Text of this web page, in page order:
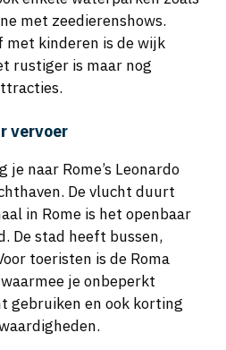
met zeedierenshows.
met kinderen is de wijk
rustiger is maar nog
vervoer
je naar Rome’s Leonardo
De vlucht duurt
in Rome is het openbaar
De stad heeft bussen,
toeristen is de Roma
je onbeperkt
gebruiken en ook korting